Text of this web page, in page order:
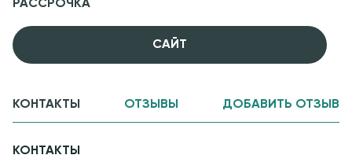
РАССРОЧКА
CАЙТ
КОНТАКТЫ ОТЗЫВЫ ДОБАВИТЬ ОТЗЫВ
КОНТАКТЫ